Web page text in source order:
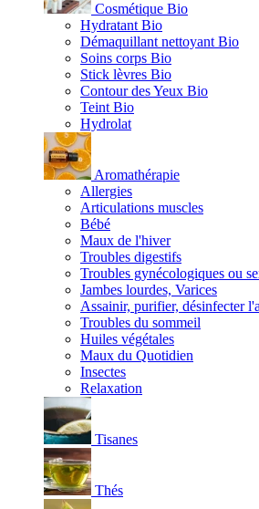
Cosmétique Bio
Hydratant Bio
Démaquillant nettoyant Bio
Soins corps Bio
Stick lèvres Bio
Contour des Yeux Bio
Teint Bio
Hydrolat
Aromathérapie
Allergies
Articulations muscles
Bébé
Maux de l'hiver
Troubles digestifs
Troubles gynécologiques ou
Jambes lourdes, Varices
Assainir, purifier, désinfecter
Troubles du sommeil
Huiles végétales
Maux du Quotidien
Insectes
Relaxation
Tisanes
Thés